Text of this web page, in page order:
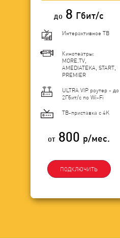
до 8 Гбит/с
Интерактивное ТВ
Кинотеатры:
MORE.TV,
AMEDIATEKA, START,
PREMIER
ULTRA VIP роутер - до
2Гбит/c по Wi-Fi
ТВ-приставка с 4K
от 800 р/мес.
ПОДКЛЮЧИТЬ